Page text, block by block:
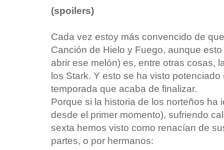
(spoilers)
Cada vez estoy más convencido de
Canción de Hielo y Fuego, aunque
abrir ese melón) es, entre otras cosas,
los Stark. Y esto se ha visto
temporada que acaba de finalizar.
Porque si la historia de los norteños ha
desde el primer momento), sufriendo
sexta hemos visto como renacían de
partes, o por hermanos: